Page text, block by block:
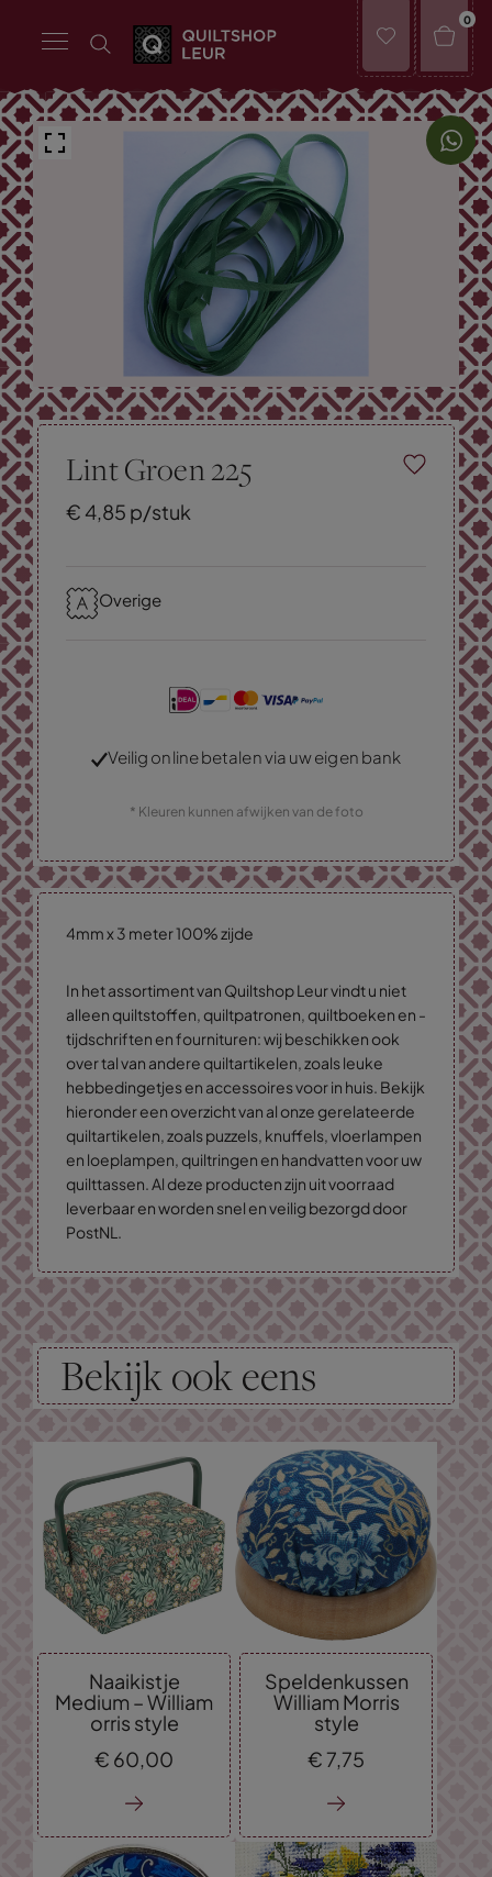
0
Lint Groen 225
€ 4,85 p/stuk
Overige
Veilig online betalen via uw eigen bank
* Kleuren kunnen afwijken van de foto
4mm x 3 meter 100% zijde
In het assortiment van Quiltshop Leur vindt u niet
alleen quiltstoffen, quiltpatronen, quiltboeken en -
tijdschriften en fournituren: wij beschikken ook
over tal van andere quiltartikelen, zoals leuke
hebbedingetjes en accessoires voor in huis. Bekijk
hieronder een overzicht van al onze gerelateerde
quiltartikelen, zoals puzzels, knuffels, vloerlampen
en loeplampen, quiltringen en handvatten voor uw
quilttassen. Al deze producten zijn uit voorraad
leverbaar en worden snel en veilig bezorgd door
PostNL.
Bekijk ook eens
Naaikistje
Medium – William
orris style
€ 60,00
Speldenkussen
William Morris
style
€ 7,75